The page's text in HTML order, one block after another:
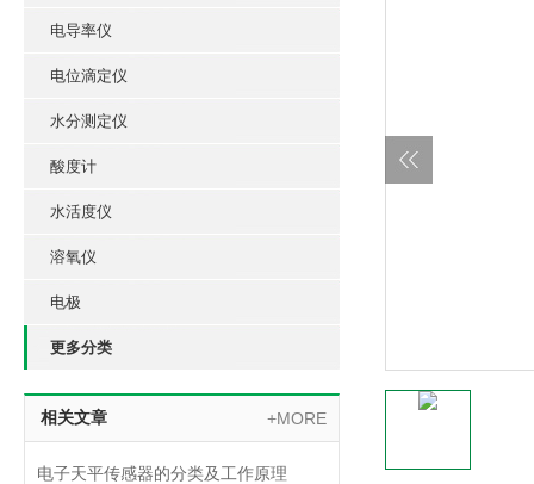
电导率仪
电位滴定仪
水分测定仪
酸度计
水活度仪
溶氧仪
电极
更多分类
相关文章 +MORE
电子天平传感器的分类及工作原理